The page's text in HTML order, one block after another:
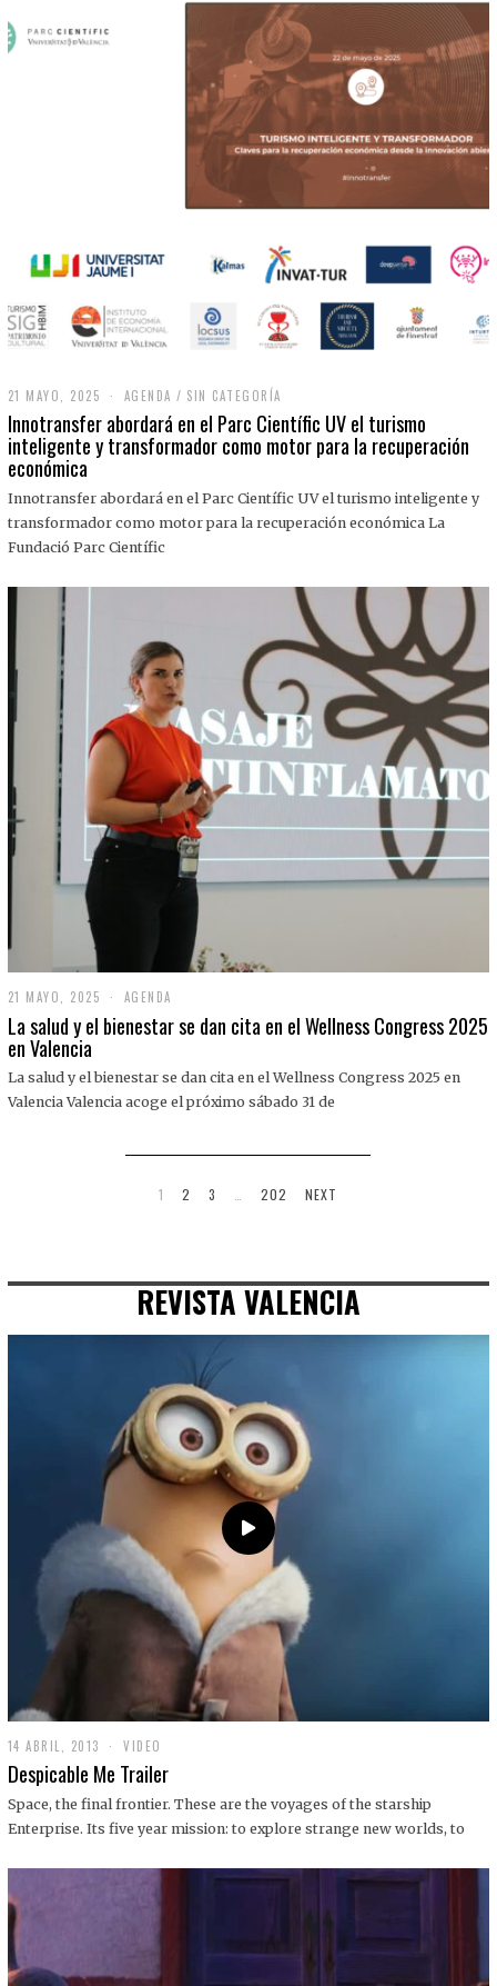
21 MAYO, 2025
M
A
Y
,
0
2
AGENDA / SIN CATEGORÍA
Innotransfer abordará en el Parc Científic UV el turismo
inteligente y transformador como motor para la recuperación
económica
Innotransfer abordará en el Parc Científic UV el turismo inteligente y
transformador como motor para la recuperación económica La
Fundació Parc Científic
21 MAYO, 2025
1
M
O
,
AGENDA
La salud y el bienestar se dan cita en el Wellness Congress 2025
en Valencia
La salud y el bienestar se dan cita en el Wellness Congress 2025 en
Valencia Valencia acoge el próximo sábado 31 de
1 2 3 202 NEXT
REVISTA VALENCIA
14 ABRIL, 2013
9
D
C
I
1
VIDEO
Despicable Me Trailer
Space, the final frontier. These are the voyages of the starship
Enterprise. Its five year mission: to explore strange new worlds, to